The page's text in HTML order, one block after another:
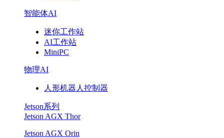
智能体AI
迷你工作站
AI工作站
MiniPC
物理AI
人形机器人控制器
Jetson系列
Jetson AGX Thor
Jetson AGX Orin